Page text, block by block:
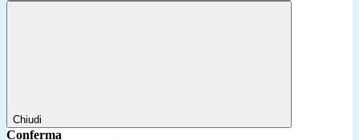
Chiudi
Conferma